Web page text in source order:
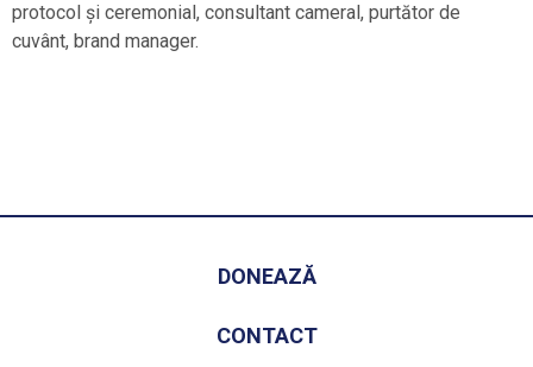
protocol și ceremonial, consultant cameral, purtător de
cuvânt, brand manager.
DONEAZĂ
CONTACT